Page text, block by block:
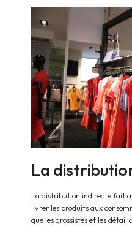
La
La distribution indirecte fait
livrer les produits aux
que les grossistes et les